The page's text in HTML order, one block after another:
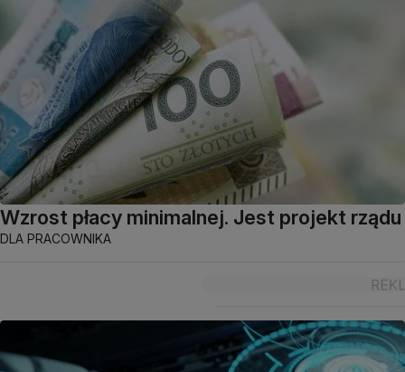
Wzrost płacy minimalnej. Jest projekt rządu
DLA PRACOWNIKA